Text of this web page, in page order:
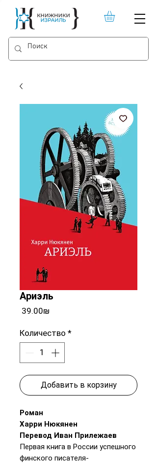
Ариэль
‏39.00 ‏₪
Количество *
Добавить в корзину
Роман
Харри Нюкянен
Перевод Иван Прилежаев
Первая книга в России успешного
финского писателя-